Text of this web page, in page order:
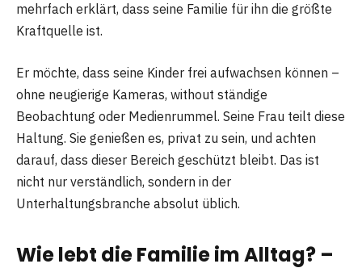
mehrfach erklärt, dass seine Familie für ihn die größte
Kraftquelle ist.
Er möchte, dass seine Kinder frei aufwachsen können –
ohne neugierige Kameras, without ständige
Beobachtung oder Medienrummel. Seine Frau teilt diese
Haltung. Sie genießen es, privat zu sein, und achten
darauf, dass dieser Bereich geschützt bleibt. Das ist
nicht nur verständlich, sondern in der
Unterhaltungsbranche absolut üblich.
Wie lebt die Familie im Alltag? –